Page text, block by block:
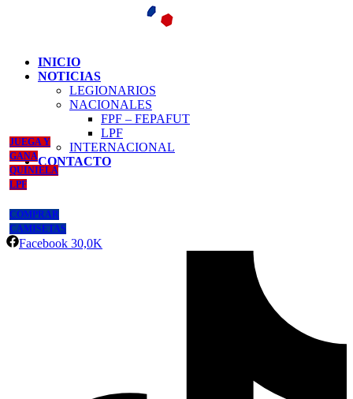
INICIO
NOTICIAS
LEGIONARIOS
NACIONALES
FPF – FEPAFUT
LPF
INTERNACIONAL
CONTACTO
JUEGA Y
GANA
QUINIELA
LPF
COMPRAR
CAMISETAS
Facebook 30,0K